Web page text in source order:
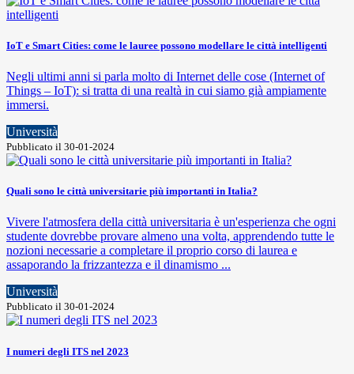
IoT e Smart Cities: come le lauree possono modellare le città intelligenti
Negli ultimi anni si parla molto di Internet delle cose (Internet of
Things – IoT): si tratta di una realtà in cui siamo già ampiamente
immersi.
Università
Pubblicato il 30-01-2024
Quali sono le città universitarie più importanti in Italia?
Vivere l'atmosfera della città universitaria è un'esperienza che ogni
studente dovrebbe provare almeno una volta, apprendendo tutte le
nozioni necessarie a completare il proprio corso di laurea e
assaporando la frizzantezza e il dinamismo ...
Università
Pubblicato il 30-01-2024
I numeri degli ITS nel 2023